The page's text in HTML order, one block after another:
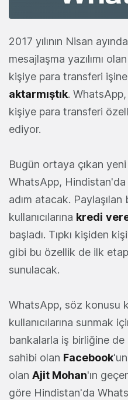
2017 yılının Nisan
mesajlaşma yazılımı olan
kişiye para transferi
aktarmıştık. WhatsApp,
kişiye para transferi
ediyor.
Bugün ortaya çıkan
WhatsApp,
adım atacak.
kullanıcılarına kredi
başladı. Tıpkı kişiden
gibi bu özellik de ilk
sunulacak.
WhatsApp, söz konusu
kullanıcılarına sunmak
bankalarla iş birliğine
sahibi olan Facebook
olan Ajit Mohan'ın
göre Hindistan'da